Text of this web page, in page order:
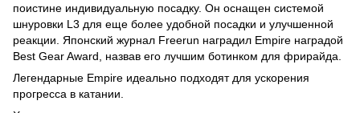
поистине индивидуальную посадку. Он оснащен системой
шнуровки L3 для еще более удобной посадки и улучшенной
реакции. Японский журнал Freerun наградил Empire наградой
Best Gear Award, назвав его лучшим ботинком для фрирайда.
Легендарные Empire идеально подходят для ускорения
прогресса в катании.